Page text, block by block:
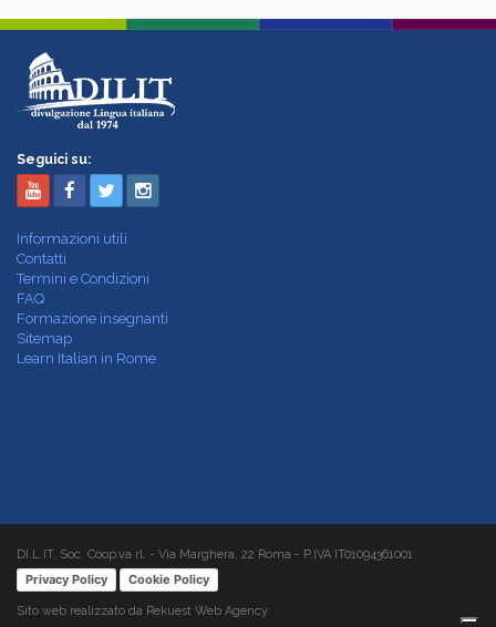
Seguici su:
Informazioni utili
Contatti
Termini e Condizioni
FAQ
Formazione insegnanti
Sitemap
Learn Italian in Rome
DI.L.IT. Soc. Coop.va rl. - Via Marghera, 22 Roma - P.IVA IT01094361001
Privacy Policy Cookie Policy
Sito web realizzato da Rekuest Web Agency